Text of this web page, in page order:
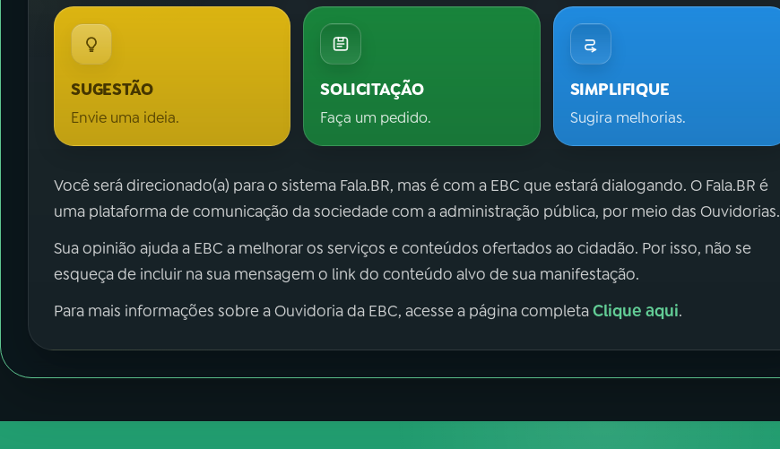
SUGESTÃO
Envie uma ideia.
SOLICITAÇÃO
Faça um pedido.
SIMPLIFIQUE
Sugira melhorias.
Você será direcionado(a) para o sistema Fala.BR, mas é com a EBC que estará dialogando. O Fala.BR é
uma plataforma de comunicação da sociedade com a administração pública, por meio das Ouvidorias.
Sua opinião ajuda a EBC a melhorar os serviços e conteúdos ofertados ao cidadão. Por isso, não se
esqueça de incluir na sua mensagem o link do conteúdo alvo de sua manifestação.
Para mais informações sobre a Ouvidoria da EBC, acesse a página completaClique aqui.